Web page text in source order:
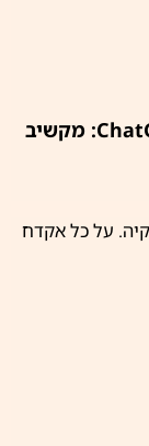
OpenAI השיקה עוזר קולי חדש ל-ChatGPT: מקשיב